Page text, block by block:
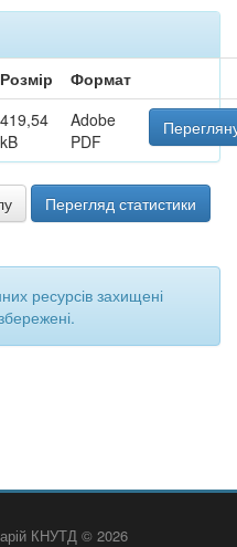
Розмір
Формат
419,54
kB
Adobe
PDF
Перегляд статистики
ресурсів захищені
КНУТД © 2026